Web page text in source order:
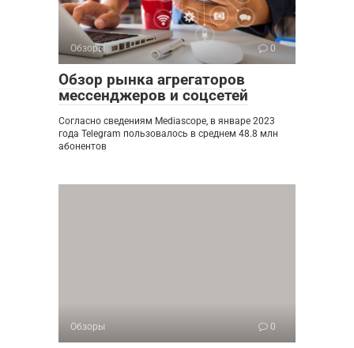
Обзоры 0
Обзор рынка агрегаторов
мессенджеров и соцсетей
Согласно сведениям Mediascope, в январе 2023
года Telegram пользовалось в среднем 48.8 млн
абонентов
Обзоры 0